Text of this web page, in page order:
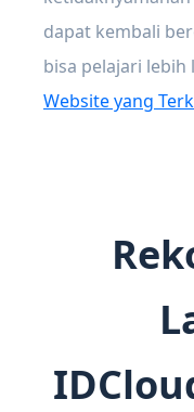
dapat kembali
bisa pelajari lebih
Website yang